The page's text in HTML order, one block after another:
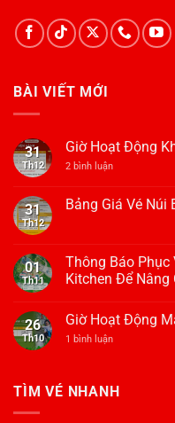
BÀI VIẾT MỚI
31
Th12
Giờ Hoạt Động
2 bình luậnở
Động
Khu
Bà
Đen
Mới
31
Th12
Bảng Giá Vé Núi
luận
Bảng
Núi
Bà
Đen
01
Th11
Thông Báo Phục
Kitchen Để Nâng
bình
luận
ở
Vụ
Buffet
26
Th10
Giờ Hoạt Động
1 bình luậnở
Máng
Trượt
TÌM VÉ NHANH